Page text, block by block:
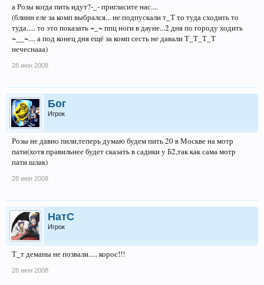
а Розы когда пить идут?-_- пригласите нас....
(блиин еле за комп выбрался... не подпускали т_Т то туда сходить то
туда..... то это показать ~_~ ппц ноги в дауне...2 дня по городу ходить
~__~.... а под конец дня ещё за комп сесть не давали Т_Т_Т_Т
нечеснааа)
28 июн 2008
Бог
Игрок
Розы не давно пили,теперь думаю будем пить 20 в Москве на мотр
пати(хотя правильнее будет сказать в садики у Б2,так как сама мотр
пати шлак)
28 июн 2008
НатС
Игрок
Т_т деманы не позвали..... корос!!!
28 июн 2008